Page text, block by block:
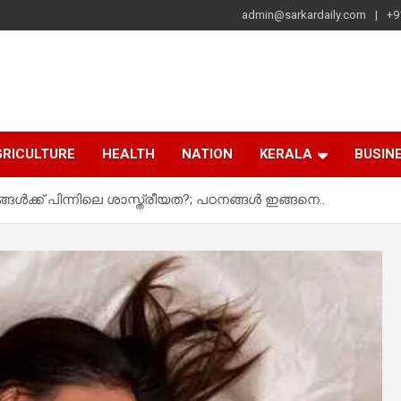
admin@sarkardaily.com
HEALTH NATION KERALA
പിന്നിലെ ശാസ്ത്രീയത?; പഠനങ്ങൾ ഇങ്ങനെ..